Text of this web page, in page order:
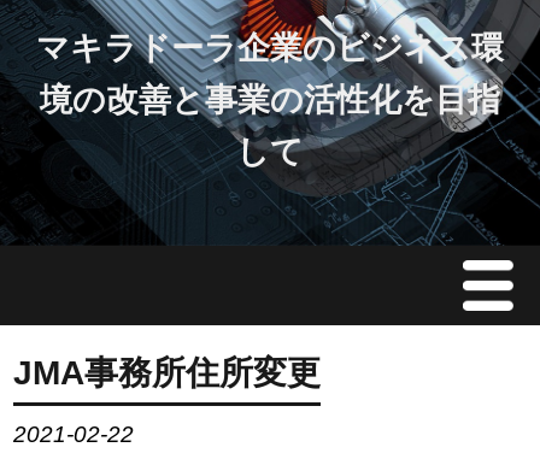
マキラドーラ企業のビジネス環
境の改善と事業の活性化を目指
して
Menu
JMAについて
会員情報
JMA事務所住所変更
2021-02-22